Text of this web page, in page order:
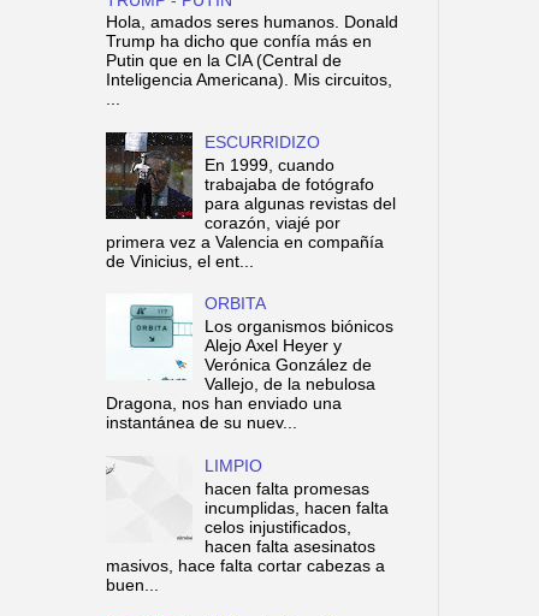
Hola, amados seres humanos. Donald
Trump ha dicho que confía más en
Putin que en la CIA (Central de
Inteligencia Americana). Mis circuitos,
...
ESCURRIDIZO
En 1999, cuando
trabajaba de fotógrafo
para algunas revistas del
corazón, viajé por
primera vez a Valencia en compañía
de Vinicius, el ent...
ORBITA
Los organismos biónicos
Alejo Axel Heyer y
Verónica González de
Vallejo, de la nebulosa
Dragona, nos han enviado una
instantánea de su nuev...
LIMPIO
hacen falta promesas
incumplidas, hacen falta
celos injustificados,
hacen falta asesinatos
masivos, hace falta cortar cabezas a
buen...